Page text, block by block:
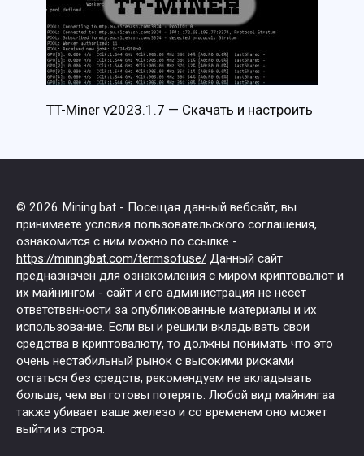
TT-Miner v2023.1.7 — Скачать и настроить
© 2026 Mining.bat - Посещая данный вебсайт, вы
принимаете условия пользовательского соглашения,
ознакомится с ним можно по ссылке -
https://miningbat.com/termsofuse/ Данный сайт
предназначен для ознакомления с миром криптовалют и
их майнингом - сайт и его администрация не несет
ответственности за опубликованные материалы и их
использование. Если вы и решили вкладывать свои
средства в криптовалюту, то должны понимать что это
очень нестабильный рынок с высокими рисками
остаться без средств, рекомендуем не вкладывать
больше, чем вы готовы потерять. Любой вид майнингаа
также убивает ваше железо и со временем оно может
выйти из строя.